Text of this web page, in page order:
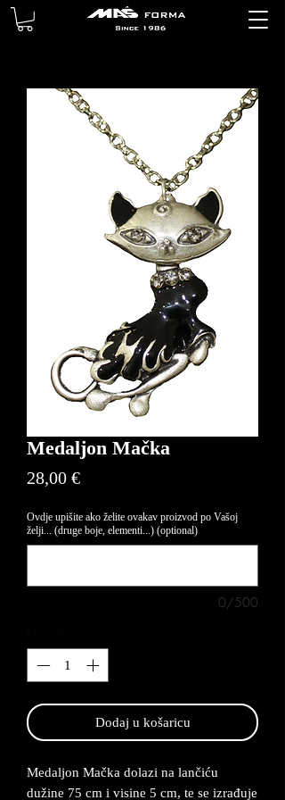
Medaljon Mačka
28,00 €Price
Ovdje upišite ako želite ovakav proizvod po Vašoj
želji... (druge boje, elementi...) (optional)
0/500
Dodaj u košaricu
Medaljon Mačka dolazi na lančiću
dužine 75 cm i visine 5 cm, te se izrađuje